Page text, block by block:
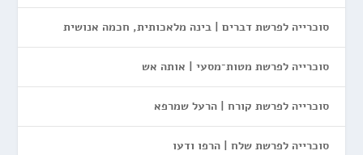
סוכרייה לפרשת דברים | בינה מלאכותית, חכמה אנושית
סוכרייה לפרשת מטות־מסעי | אותה אש
סוכרייה לפרשת קורח | הרעל שמרפא
סוכרייה לפרשת שלח | הרפו ודעו